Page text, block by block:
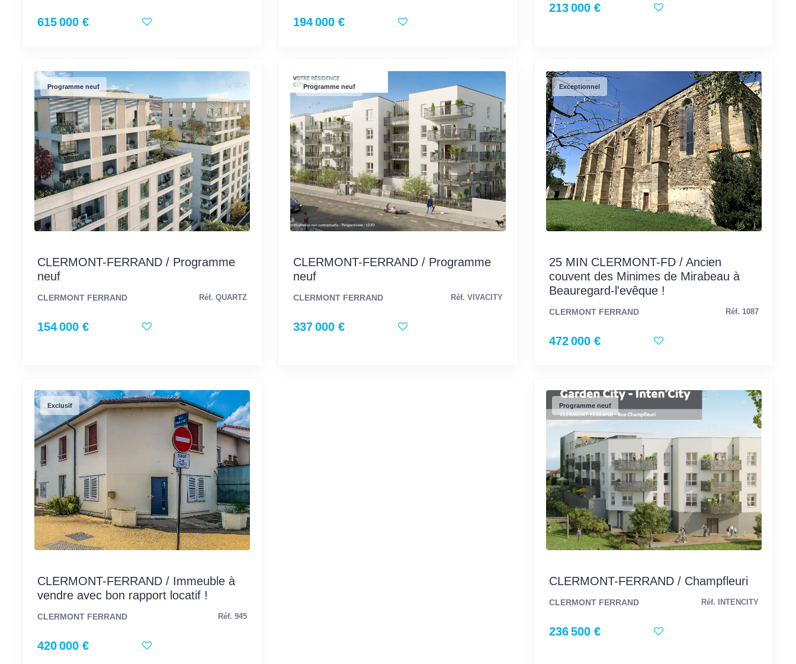
615 000 € 194 000 €
213 000 €
Programme neuf
CLERMONT-FERRAND / Programme
neuf
CLERMONT FERRAND Réf. QUARTZ
154 000 €
Programme neuf
CLERMONT-FERRAND / Programme
neuf
CLERMONT FERRAND Réf. VIVACITY
337 000 €
Exceptionnel
25 MIN CLERMONT-FD / Ancien
couvent des Minimes de Mirabeau à
Beauregard-l'evêque !
CLERMONT FERRAND Réf. 1087
472 000 €
Exclusif
CLERMONT-FERRAND / Immeuble à
vendre avec bon rapport locatif !
CLERMONT FERRAND Réf. 945
420 000 €
Programme neuf
CLERMONT-FERRAND / Champfleuri
CLERMONT FERRAND Réf. INTENCITY
236 500 €